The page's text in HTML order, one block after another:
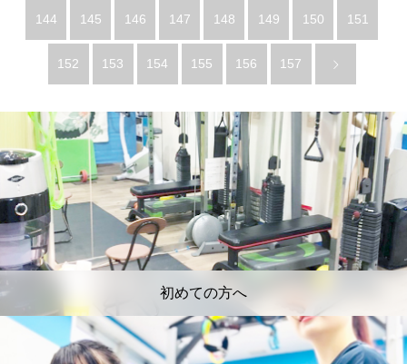
144 145 146 147 148 149 150 151
152 153 154 155 156 157
初めての方へ